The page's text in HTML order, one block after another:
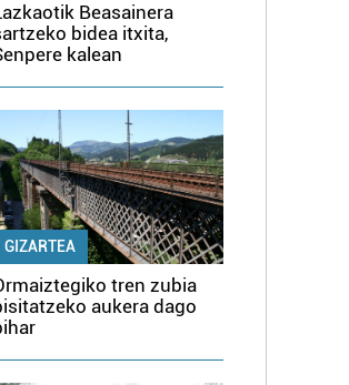
Beasainera
bidea itxita,
kalean
GIZARTEA
tren zubia
aukera dago